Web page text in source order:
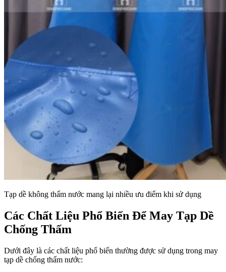
Tạp dề không thấm nước mang lại nhiều ưu điểm khi sử dụng
Các Chất Liệu Phổ Biến Để May Tạp Dề
Chống Thấm
Dưới đây là các chất liệu phổ biến thường được sử dụng trong may
tạp dề chống thấm nước: